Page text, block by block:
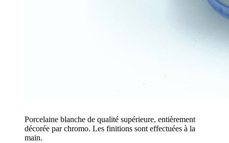
Porcelaine blanche de qualité supérieure, entièrement
décorée par chromo. Les finitions sont effectuées à la
main.